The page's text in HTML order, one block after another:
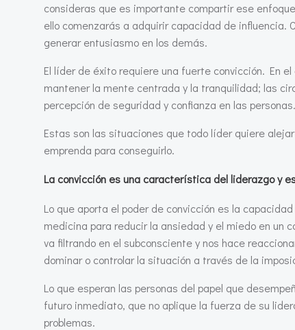
consideras que es importante compartir ese
ello comenzarás a adquirir capacidad de
generar entusiasmo en los demás.
El líder de éxito requiere una fuerte convicción. En
mantener la mente centrada y la tranquilidad; las
percepción de seguridad y confianza en las personas.
Estas son las situaciones que todo líder quiere
emprenda para conseguirlo.
La convicción es una característica del liderazgo y
Lo que aporta el poder de convicción es la
medicina para reducir la ansiedad y el miedo en un
va filtrando en el subconsciente y nos hace
dominar o controlar la situación a través de la
Lo que esperan las personas del papel que
futuro inmediato, que no aplique la fuerza de su
problemas.